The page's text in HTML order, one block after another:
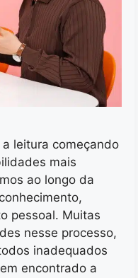
leitura começando
mais
ao longo da
pessoal. Muitas
nesse processo,
inadequados
encontrado a